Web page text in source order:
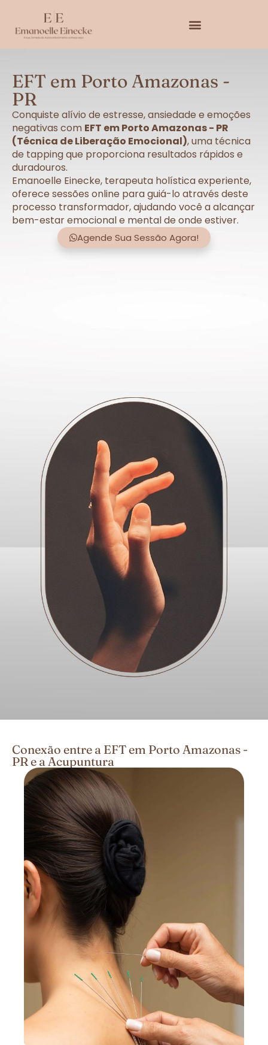
EFT em Porto Amazonas -
PR
Conquiste alívio de estresse, ansiedade e emoções
negativas com EFT em Porto Amazonas - PR
(Técnica de Liberação Emocional), uma técnica
de tapping que proporciona resultados rápidos e
duradouros.
Emanoelle Einecke, terapeuta holística experiente,
oferece sessões online para guiá-lo através deste
processo transformador, ajudando você a alcançar
bem-estar emocional e mental de onde estiver.
Agende Sua Sessão Agora!
Conexão entre a EFT em Porto Amazonas -
PR e a Acupuntura